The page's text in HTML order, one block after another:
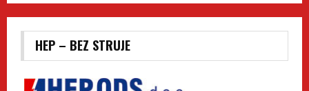
HEP – BEZ STRUJE